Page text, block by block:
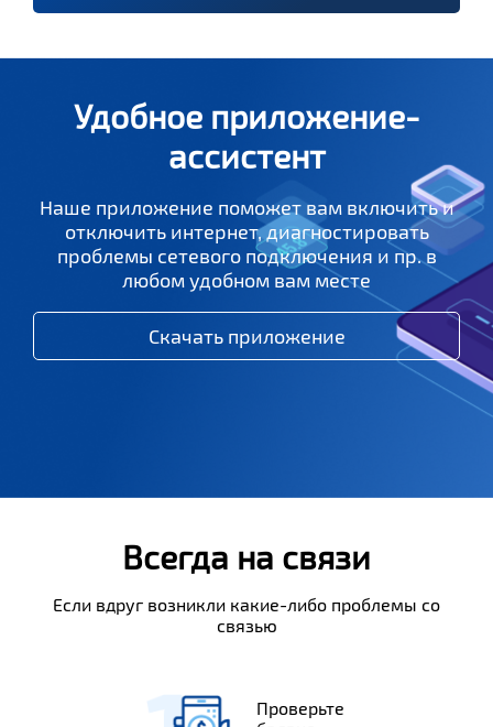
Удобное приложение-
ассистент
Наше приложение поможет вам включить и
отключить интернет, диагностировать
проблемы сетевого подключения и пр. в
любом удобном вам месте
Скачать приложение
Всегда на связи
Если вдруг возникли какие-либо проблемы со
связью
Проверьте